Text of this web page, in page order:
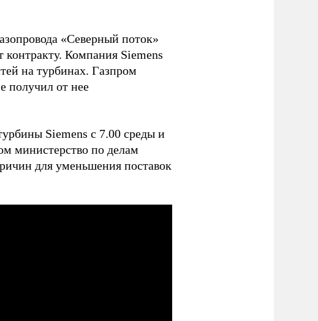
«Северный поток»
контракту. Компания Siemens
на турбинах. Газпром
получил от нее
Siemens с 7.00 среды и
министерство по делам
для уменьшения поставок